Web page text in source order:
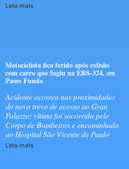
Leia mais
Motociclista fica ferido após colisão
com carro que fugiu na ERS-324, em
Passo Fundo
Acidente ocorreu nas proximidades
do novo trevo de acesso ao Gran
Palazzo; vítima foi socorrida pelo
Corpo de Bombeiros e encaminhada
ao Hospital São Vicente de Paulo
Leia mais